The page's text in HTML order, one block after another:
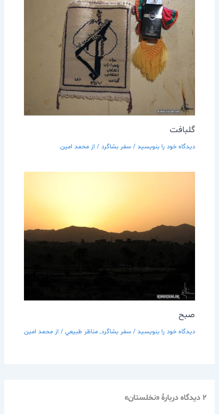
گلبافت
دیدگاه‌ خود را بنویسید / سفر بشاگرد/ از محمد امین
صبح
دیدگاه‌ خود را بنویسید / سفر بشاگرد, مناظر طبيعي/ از محمد امین
2 دیدگاه دربارهٔ «نخلستان»